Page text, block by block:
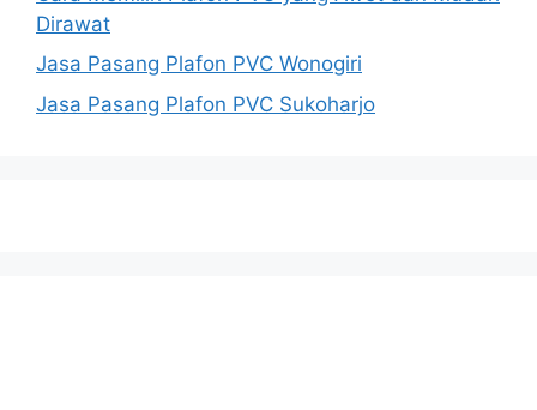
Dirawat
Jasa Pasang Plafon PVC Wonogiri
Jasa Pasang Plafon PVC Sukoharjo